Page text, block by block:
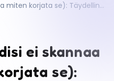
Miksi QR-koodisi ei skannaa (ja miten korjata se): Täydellinen vianmääritysohje
ei skannaa
se):